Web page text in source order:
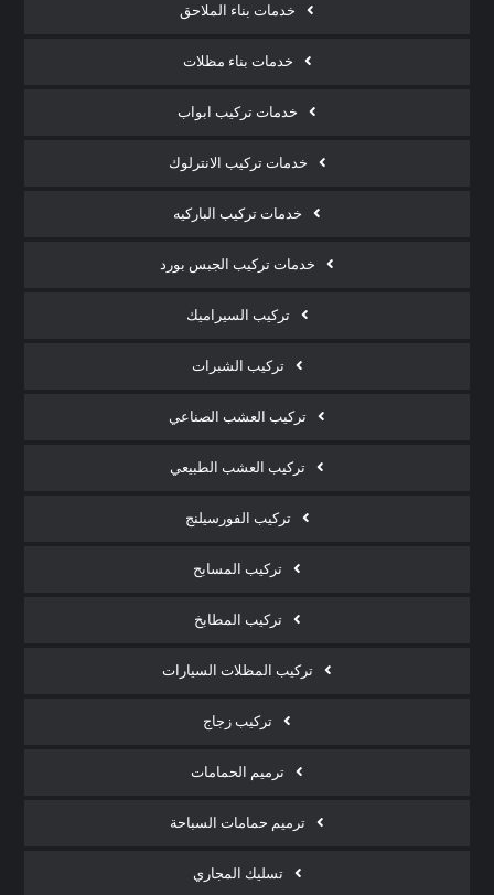
خدمات بناء الملاحق
خدمات بناء مظلات
خدمات تركيب ابواب
خدمات تركيب الانترلوك
خدمات تركيب الباركيه
خدمات تركيب الجبس بورد
تركيب السيراميك
تركيب الشبرات
تركيب العشب الصناعي
تركيب العشب الطبيعي
تركيب الفورسيلنج
تركيب المسابح
تركيب المطابخ
تركيب المظلات السيارات
تركيب زجاج
ترميم الحمامات
ترميم حمامات السباحة
تسليك المجاري